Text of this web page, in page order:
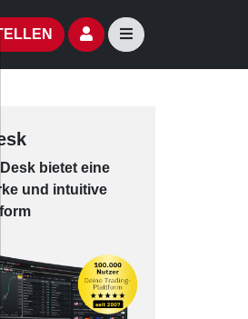
öffnenSeitennavigation
Desk bie­tet eine
und in­tui­tive